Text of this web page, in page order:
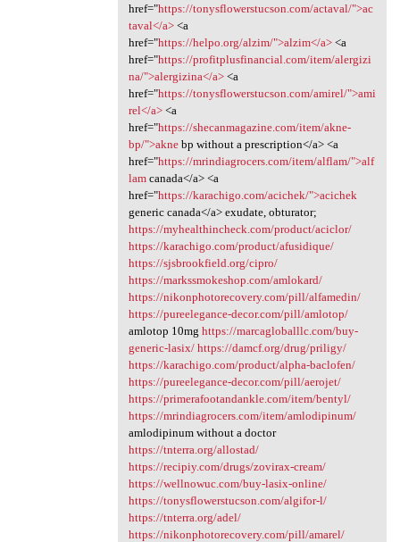
href="https://tonysflowerstucson.com/actaval/">ac
taval</a><a
href="https://helpo.org/alzim/">alzim</a><a
href="https://profitplusfinancial.com/item/alergizi
na/">alergizina</a><a
href="https://tonysflowerstucson.com/amirel/">ami
rel</a><a
href="https://shecanmagazine.com/item/akne-
bp/">aknebp without a prescription</a> <a
href="https://mrindiagrocers.com/item/alflam/">alf
lamcanada</a> <a
href="https://karachigo.com/acichek/">acichek
generic canada</a> exudate, obturator;
https://myhealthincheck.com/product/aciclor/
https://karachigo.com/product/afusidique/
https://sjsbrookfield.org/cipro/
https://markssmokeshop.com/amlokard/
https://nikonphotorecovery.com/pill/alfamedin/
https://pureelegance-decor.com/pill/amlotop/
amlotop 10mg https://marcagloballlc.com/buy-
generic-lasix/ https://damcf.org/drug/priligy/
https://karachigo.com/product/alpha-baclofen/
https://pureelegance-decor.com/pill/aerojet/
https://primerafootandankle.com/item/bentyl/
https://mrindiagrocers.com/item/amlodipinum/
amlodipinum without a doctor
https://tnterra.org/allostad/
https://recipiy.com/drugs/zovirax-cream/
https://wellnowuc.com/buy-lasix-online/
https://tonysflowerstucson.com/algifor-l/
https://tnterra.org/adel/
https://nikonphotorecovery.com/pill/amarel/